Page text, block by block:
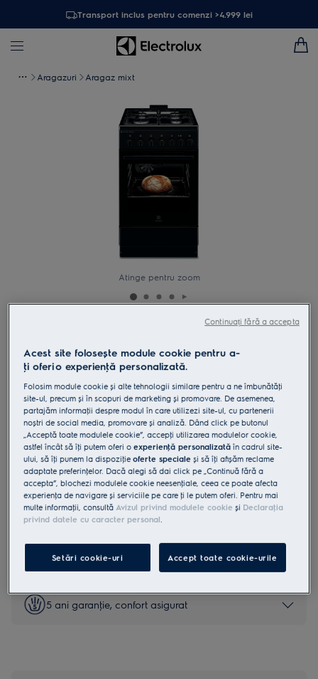
Transport inclus pentru comenzi >4.999 lei
Aragazuri Aragaz mixt
Atinge pentru zoom
Aragaz mixt SteamBake 50 cm
Negru
4.8 (4)
Fișa cu informaţii despre produs
Beneficii
SteamBake adaugă abur pentru preparate coapte excepțional.
SteamBake adaugă abur pentru preparate coapte excepțional.
Tava AirFry permite obţinerea unor preparate crocante cu mai puţin
ulei.
Instrucţiunile de siguranţă și avertismentele de siguranţă
conform regulamentului UE 2023/988 sunt enumerate în
capitolele 1 și 2 din manualul de utilizare. Pentru utilizarea în
siguranţă a produsului, citește manualul de utilizare complet.
5 ani garanţie, confort asigurat
Acest site folosește module cookie pentru a-
ţi oferi o experienţă personalizată.
Folosim module cookie și alte tehnologii similare pentru a ne îmbunătăţi
site-ul, precum și în scopuri de marketing și promovare. De asemenea,
partajăm informaţii despre modul în care utilizezi site-ul, cu partenerii
noștri de social media, promovare și analiză. Dând click pe butonul
„Acceptă toate modulele cookie”, accepţi utilizarea modulelor cookie,
astfel încât să îţi putem oferi oexperienţă personalizată în cadrul site-
ului, să îţi punem la dispoziţieoferte speciale și să îţi afișăm reclame
adaptate preferinţelor. Dacă alegi să dai click pe „Continuă fără a
accepta”, blochezi modulele cookie neesenţiale, ceea ce poate afecta
experienţa de navigare și serviciile pe care ţi le putem oferi. Pentru mai
multe informaţii, consultă Avizul privind modulele cookie și Declaraţia
privind datele cu caracter personal.
Setări cookie-uri Accept toate cookie-urile
Continuați fără a accepta